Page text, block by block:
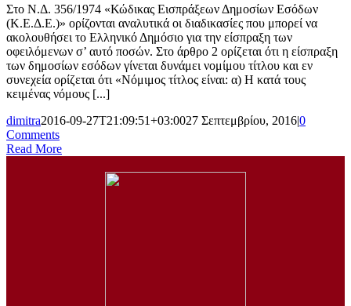
Στο Ν.Δ. 356/1974 «Κώδικας Εισπράξεων Δημοσίων Εσόδων
(Κ.Ε.Δ.Ε.)» ορίζονται αναλυτικά οι διαδικασίες που μπορεί να
ακολουθήσει το Ελληνικό Δημόσιο για την είσπραξη των
οφειλόμενων σ’ αυτό ποσών. Στο άρθρο 2 ορίζεται ότι η είσπραξη
των δημοσίων εσόδων γίνεται δυνάμει νομίμου τίτλου και εν
συνεχεία ορίζεται ότι «Νόμιμος τίτλος είναι: α) Η κατά τους
κειμένας νόμους [...]
dimitra2016-09-27T21:09:51+03:0027 Σεπτεμβρίου, 2016|0
Comments
Read More